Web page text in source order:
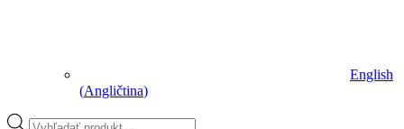
English
(Angličtina)
Vyhľadávanie